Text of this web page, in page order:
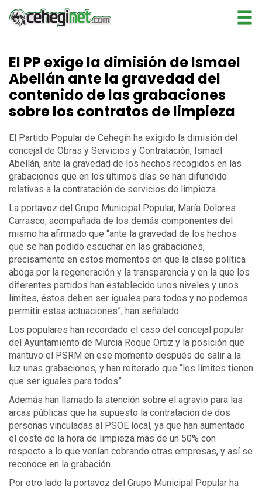
El PP exige la dimisión de Ismael
Abellán ante la gravedad del
contenido de las grabaciones
sobre los contratos de limpieza
El Partido Popular de Cehegín ha exigido la dimisión del
concejal de Obras y Servicios y Contratación, Ismael
Abellán, ante la gravedad de los hechos recogidos en las
grabaciones que en los últimos días se han difundido
relativas a la contratación de servicios de limpieza.
La portavoz del Grupo Municipal Popular, María Dolores
Carrasco, acompañada de los demás componentes del
mismo ha afirmado que “ante la gravedad de los hechos
que se han podido escuchar en las grabaciones,
precisamente en estos momentos en que la clase política
aboga por la regeneración y la transparencia y en la que los
diferentes partidos han establecido unos niveles y unos
límites, éstos deben ser iguales para todos y no podemos
permitir estas actuaciones”, han señalado.
Los populares han recordado el caso del concejal popular
del Ayuntamiento de Murcia Roque Ortiz y la posición que
mantuvo el PSRM en ese momento después de salir a la
luz unas grabaciones, y han reiterado que “los límites tienen
que ser iguales para todos”.
Además han llamado la atención sobre el agravio para las
arcas públicas que ha supuesto la contratación de dos
personas vinculadas al PSOE local, ya que han aumentado
el coste de la hora de limpieza más de un 50% con
respecto a lo que venían cobrando otras empresas, y así se
reconoce en la grabación.
Por otro lado la portavoz del Grupo Municipal Popular ha